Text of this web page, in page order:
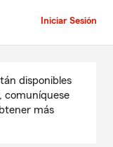
Iniciar Sesión
disponibles
comuníquese
más